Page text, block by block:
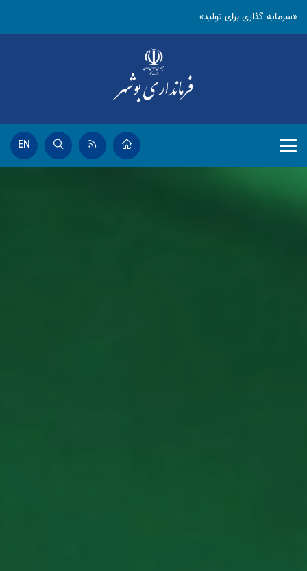
«سرمایه گذاری برای تولید»
EN